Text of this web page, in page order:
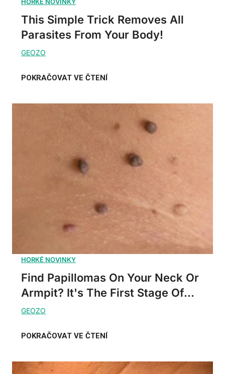
This Simple Trick Removes All
Parasites From Your Body!
Find Papillomas On Your Neck Or
Armpit? It's The First Stage Of...